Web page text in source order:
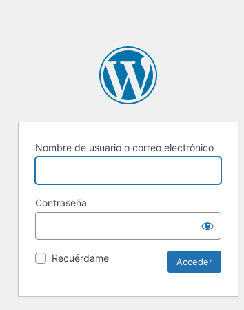
Nombre de usuario o correo electrónico
Contraseña
Recuérdame